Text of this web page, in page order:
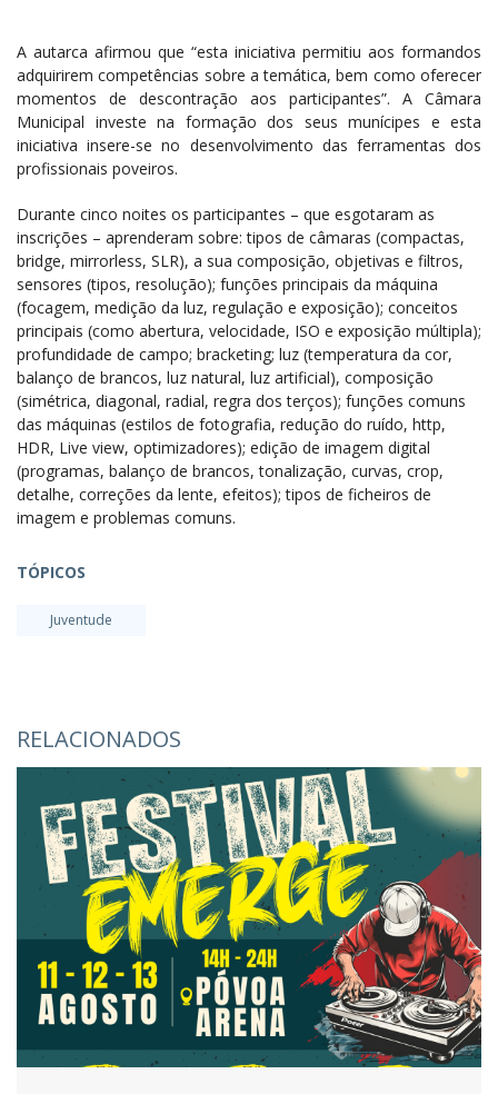
A autarca afirmou que “esta iniciativa permitiu aos formandos
adquirirem competências sobre a temática, bem como oferecer
momentos de descontração aos participantes”. A Câmara
Municipal investe na formação dos seus munícipes e esta
iniciativa insere-se no desenvolvimento das ferramentas dos
profissionais poveiros.
Durante cinco noites os participantes – que esgotaram as
inscrições – aprenderam sobre: tipos de câmaras (compactas,
bridge, mirrorless, SLR), a sua composição, objetivas e filtros,
sensores (tipos, resolução); funções principais da máquina
(focagem, medição da luz, regulação e exposição); conceitos
principais (como abertura, velocidade, ISO e exposição múltipla);
profundidade de campo; bracketing; luz (temperatura da cor,
balanço de brancos, luz natural, luz artificial), composição
(simétrica, diagonal, radial, regra dos terços); funções comuns
das máquinas (estilos de fotografia, redução do ruído, http,
HDR, Live view, optimizadores); edição de imagem digital
(programas, balanço de brancos, tonalização, curvas, crop,
detalhe, correções da lente, efeitos); tipos de ficheiros de
imagem e problemas comuns.
TÓPICOS
Juventude
RELACIONADOS